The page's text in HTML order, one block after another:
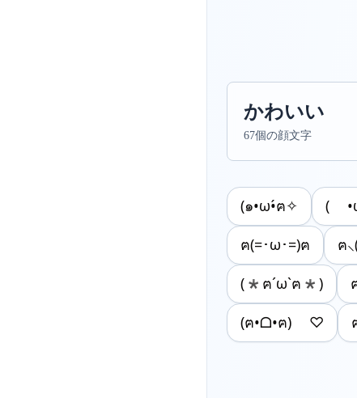
かわいい
67個の顔文字
(๑•ω•́ฅ✧ (
ฅ(=･ω･=)ฅ ฅ
(*ฅ´ω`ฅ*)
(ฅ•ᗝ•ฅ) ♡